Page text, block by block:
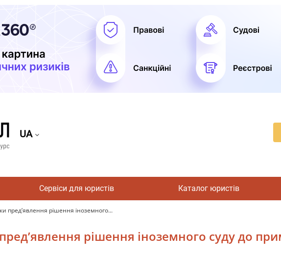
UA
Сервіси для юристів Каталог юристів
пред’явлення рішення іноземного...
рішення іноземного суду до